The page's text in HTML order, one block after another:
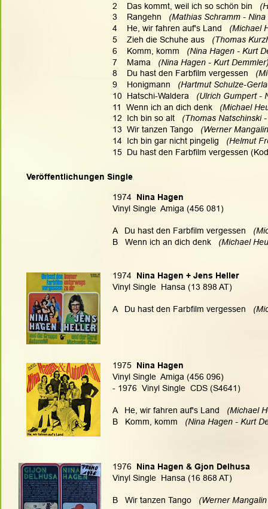
.
2    Das kommt, weil ich so schön bin
3    Rangehn
(Mathias Schramm - Nina
4    He, wir fahren auf's Land
(Michael
5    Zieh die Schuhe aus
(Thomas
6    Komm, komm
(Nina Hagen - Kurt
7    Mama
(Nina Hagen - Kurt
8    Du hast den Farbfilm vergessen
9    Honigmann
(Hartmut Schulze-
10  Hatschi-Waldera
(Ulrich Gumpert -
11  Wenn ich an dich denk
(Michael
12  Ich bin so alt
(Thomas Natschinski
13  Wir tanzen Tango
(Werner
14  Ich bin gar nicht pingelig
(Helmut
15  Du hast den Farbfilm vergessen
1974 Nina Hagen
Vinyl Single  Amiga (456 081)
A   Du hast den Farbfilm vergessen
B   Wenn ich an dich denk
(Michael
1974 Nina Hagen + Jens Heller
Vinyl Single  Hansa (13 898 AT)
A   Du hast den Farbfilm vergessen
1975 Nina Hagen
Vinyl Single  Amiga (456 096)
- 1976  Vinyl Single  CDS (S4641)
A   He, wir fahren auf's Land
(Michael
B   Komm, komm
(Nina Hagen - Kurt
1976 Nina Hagen & Gjon Delhusa
Vinyl Single  Hansa (16 868 AT)
B   Wir tanzen Tango
(Werner
Veröffentlichungen Single